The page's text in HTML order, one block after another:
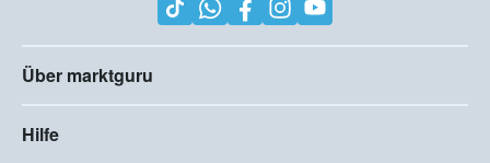
Über marktguru
Hilfe